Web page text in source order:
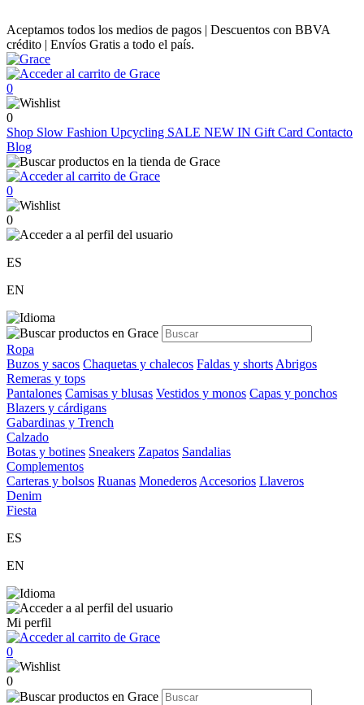
Aceptamos todos los medios de pagos | Descuentos con BBVA
crédito | Envíos Gratis a todo el país.
0
0
Shop Slow Fashion Upcycling SALE NEW IN Gift Card Contacto
Blog
0
0
ES
EN
Ropa
Buzos y sacos Chaquetas y chalecos Faldas y shorts Abrigos
Remeras y tops
Pantalones Camisas y blusas Vestidos y monos Capas y ponchos
Blazers y cárdigans
Gabardinas y Trench
Calzado
Botas y botines Sneakers Zapatos Sandalias
Complementos
Carteras y bolsos Ruanas Monederos Accesorios Llaveros
Denim
Fiesta
ES
EN
Mi perfil
0
0